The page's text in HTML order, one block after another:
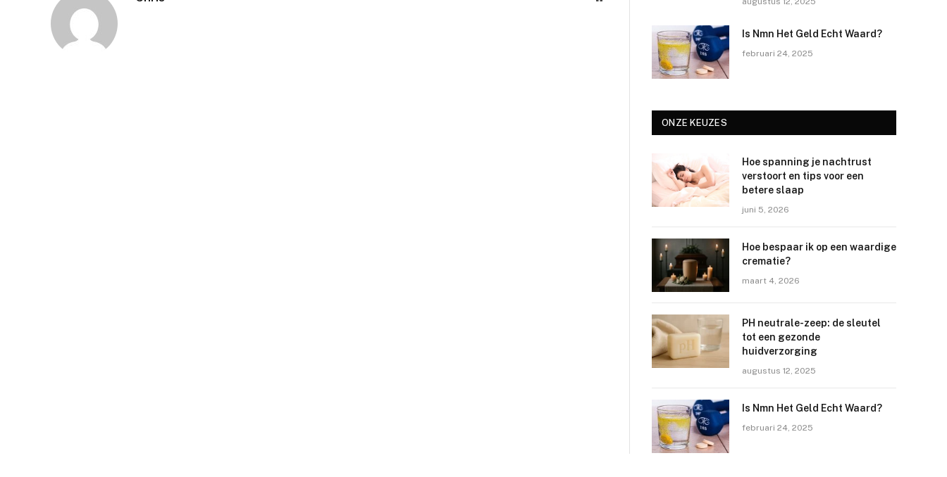
Is Nmn Het Geld Echt Waard?
februari 24, 2025
ONZE KEUZES
Hoe spanning je nachtrust
verstoort en tips voor een
betere slaap
juni 5, 2026
Hoe bespaar ik op een waardige
crematie?
maart 4, 2026
PH neutrale-zeep: de sleutel
tot een gezonde
huidverzorging
augustus 12, 2025
Is Nmn Het Geld Echt Waard?
februari 24, 2025